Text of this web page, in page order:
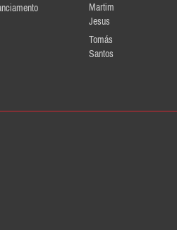
Martim
Jesus
Tomás
Santos